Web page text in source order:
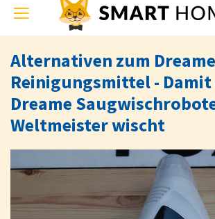
Toggle
navigation
Alternativen zum Dreame
Reinigungsmittel -
Dreame
Weltmeister wischt